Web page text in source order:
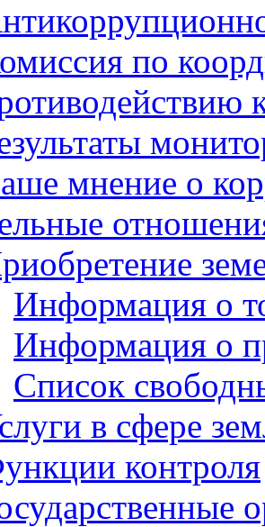
по
мнение о
Информация о
Информация о
Список
в сфере
контроля